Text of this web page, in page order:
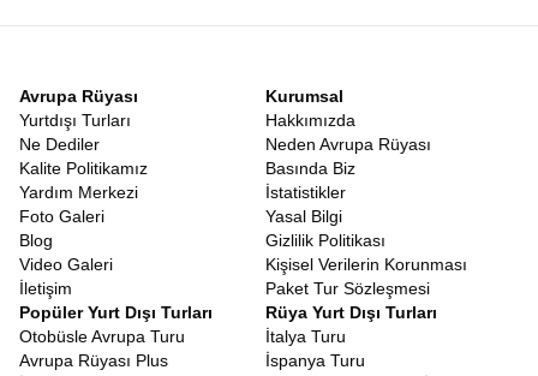
ve profesyonel operasyon yönetimimiz sayesinde, maliyetleri
minimize ederek bu avantajı doğrudan misafirlerimize
yansıtıyoruz. Böylece rüya gibi bir tatil, ulaşılabilir bir gerçek
haline geliyor.
9 Günlük Orta Asya Turu
Modern yaşamın en büyük sorunu zamansızlıktır. Bu yüzden
programımızı, katılımcılarımızın kısıtlı zamanlarında maksimum
yeri görebilecekleri şekilde optimize ettik.
Orta Asya Turu 9 Gün
süren bu dopdolu programda, tek bir dakikanız bile boşa geçmez.
Her günün planı, yorucu olmayan ama bir o kadar da doyurucu
bir tempoda hazırlanmıştır. 9 günün sonunda geriye dönüp
baktığınızda, sanki aylardır oradaymışsınız gibi derin bir bağ
Avrupa Rüyası
Yurtdışı Turları
Ne Dediler
Kalite Politikamız
Yardım Merkezi
Foto Galeri
Blog
Video Galeri
İletişim
Kurumsal
Hakkımızda
Neden Avrupa Rüyası
Basında Biz
İstatistikler
Yasal Bilgi
Gizlilik Politikası
Kişisel Verilerin Korunması
Paket Tur Sözleşmesi
Popüler Yurt Dışı Turları
Otobüsle Avrupa Turu
Avrupa Rüyası Plus
Rüya Yurt Dışı Turları
İtalya Turu
İspanya Turu